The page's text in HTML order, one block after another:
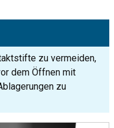
zu vermeiden,
dem Öffnen mit
zu